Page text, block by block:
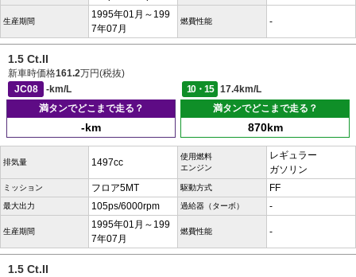
生産期間
1995年01月～199
7年07月
燃費性能 -
1.5 Ct.II
新車時価格161.2万円(税抜)
JC08
-km/L 10・15
17.4km/L
満タンでどこまで走る？
-km
満タンでどこまで走る？
870km
排気量 1497cc
使用燃料
エンジン
レギュラー
ガソリン
ミッション フロア5MT 駆動方式 FF
最大出力 105ps/6000rpm 過給器（ターボ） -
生産期間
1995年01月～199
7年07月
燃費性能 -
1.5 Ct.II